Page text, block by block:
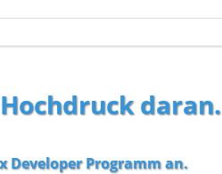
daran.
Developer Programman.